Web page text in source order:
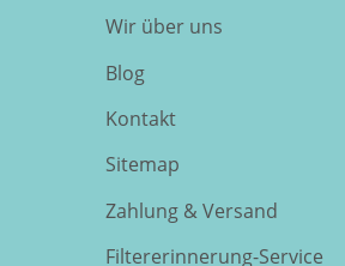
Wir über uns
Blog
Kontakt
Sitemap
Zahlung & Versand
Filtererinnerung-Service